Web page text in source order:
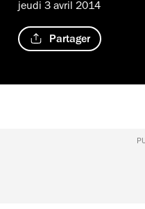
jeudi 3 avril 2014
Partager